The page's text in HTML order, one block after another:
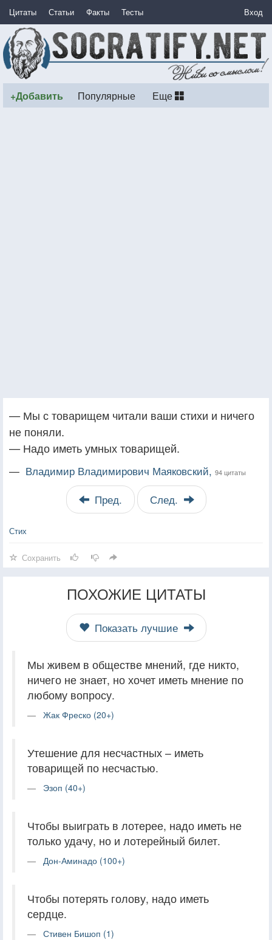
Цитаты Статьи Факты Тесты Вход
+Добавить Популярные Еще
— Мы с товарищем читали ваши стихи и ничего
не поняли.
— Надо иметь умных товарищей.
— Владимир Владимирович Маяковский, 94 цитаты
Пред. След.
Стих
Сохранить
ПОХОЖИЕ ЦИТАТЫ
Показать лучшие
Мы живем в обществе мнений, где никто,
ничего не знает, но хочет иметь мнение по
любому вопросу.
Жак Фреско (20+)
Утешение для несчастных – иметь
товарищей по несчастью.
Эзоп (40+)
Чтобы выиграть в лотерее, надо иметь не
только удачу, но и лотерейный билет.
Дон-Аминадо (100+)
Чтобы потерять голову, надо иметь
сердце.
Стивен Бишоп (1)